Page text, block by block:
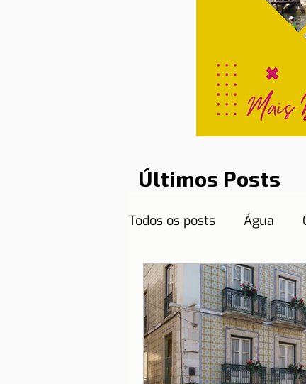
Últimos Posts
Todos os posts Água
Curiosidades
Documentos necessários